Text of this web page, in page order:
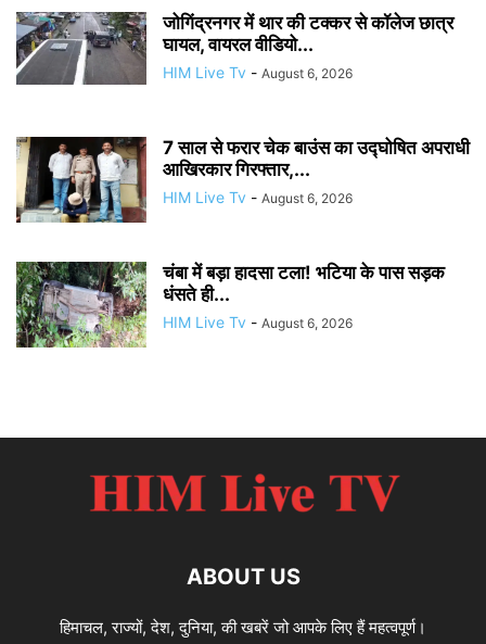
जोगिंद्रनगर में थार की टक्कर से कॉलेज छात्र
घायल, वायरल वीडियो...
HIM Live Tv - August 6, 2026
7 साल से फरार चेक बाउंस का उद्घोषित अपराधी
आखिरकार गिरफ्तार,...
HIM Live Tv - August 6, 2026
चंबा में बड़ा हादसा टला! भटिया के पास सड़क
धंसते ही...
HIM Live Tv - August 6, 2026
ABOUT US
हिमाचल, राज्यों, देश, दुनिया, की खबरें जो आपके लिए हैं महत्वपूर्ण।